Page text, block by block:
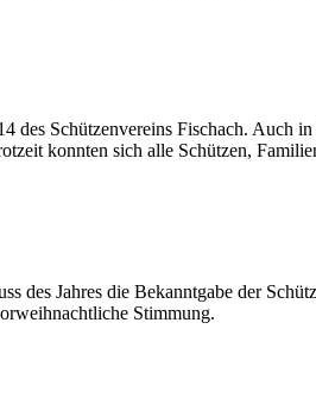
des Schützenvereins Fischach. Auch
konnten sich alle Schützen,
des Jahres die Bekanntgabe der
Stimmung.